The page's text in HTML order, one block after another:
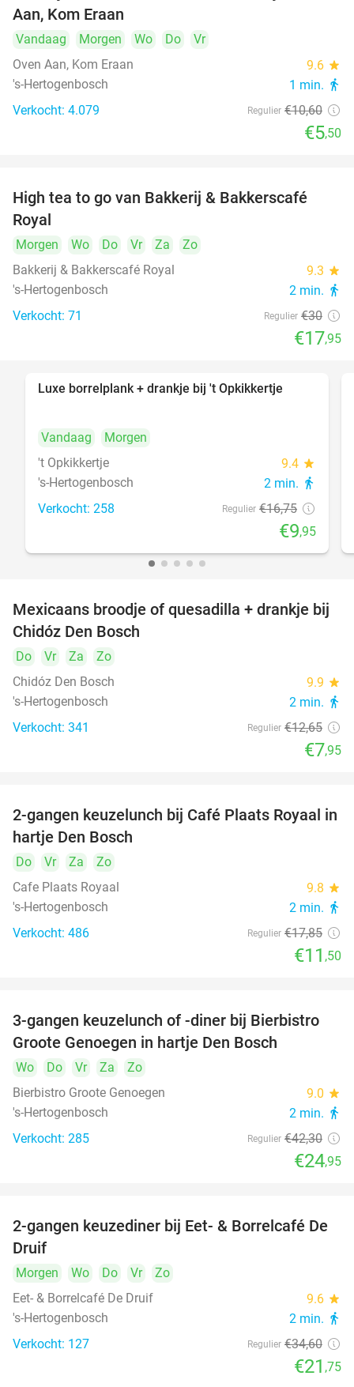
Aan, Kom Eraan
Vandaag Morgen Wo Do
Vr
Oven Aan, Kom Eraan
9.6 star
's-Hertogenbosch 1 min. directions_walk
Verkocht: 4.079 Regulier €10,60
€5,50
40%
High tea to go van Bakkerij & Bakkerscafé
Royal
Morgen Wo Do Vr Za
Zo
Bakkerij & Bakkerscafé Royal
9.3 star
's-Hertogenbosch 2 min. directions_walk
Verkocht: 71 Regulier €30
€17,95
Luxe borrelplank + drankje bij 't Opkikkertje
Vandaag
Morgen
't Opkikkertje
9.4 star
's-Hertogenbosch 2 min. directions_walk
Verkocht: 258 Regulier €16,75
€9,95
37%
Mexicaans broodje of quesadilla + drankje bij
Chidóz Den Bosch
Do Vr Za
Zo
Chidóz Den Bosch
9.9 star
's-Hertogenbosch 2 min. directions_walk
Verkocht: 341 Regulier €12,65
€7,95
36%
2-gangen keuzelunch bij Café Plaats Royaal in
hartje Den Bosch
Do Vr Za
Zo
Cafe Plaats Royaal
9.8 star
's-Hertogenbosch 2 min. directions_walk
Verkocht: 486 Regulier €17,85
€11 ,50
41%
3-gangen keuzelunch of -diner bij Bierbistro
Groote Genoegen in hartje Den Bosch
Wo Do Vr Za
Zo
Bierbistro Groote Genoegen
9.0 star
's-Hertogenbosch 2 min. directions_walk
Verkocht: 285 Regulier €42,30
€24,95
37%
2-gangen keuzediner bij Eet- & Borrelcafé De
Druif
Morgen Wo Do Vr
Zo
Eet- & Borrelcafé De Druif
9.6 star
's-Hertogenbosch 2 min. directions_walk
Verkocht: 127 Regulier €34,60
€21 ,75